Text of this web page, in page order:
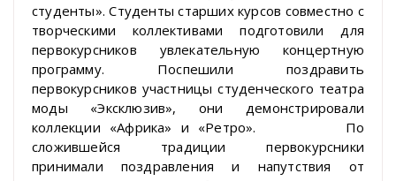
студенты». Студенты старших курсов совместно с
творческими коллективами подготовили для
первокурсников увлекательную концертную
программу. Поспешили поздравить
первокурсников участницы студенческого театра
моды «Эксклюзив», они демонстрировали
коллекции «Африка» и «Ретро». По
сложившейся традиции первокурсники
принимали поздравления и напутствия от